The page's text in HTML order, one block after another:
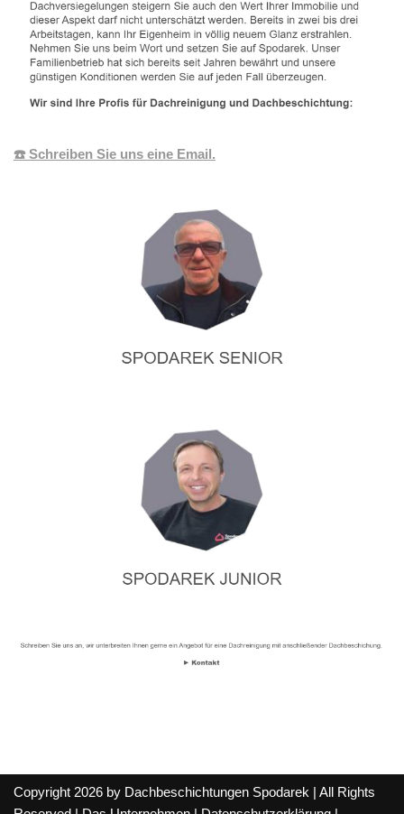
☎️ Schreiben Sie uns eine Email.
Copyright 2026 by Dachbeschichtungen Spodarek | All Rights